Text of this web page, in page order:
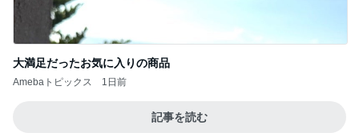
大満足だったお気に入りの商品
Amebaトピックス 1日前
記事を読む